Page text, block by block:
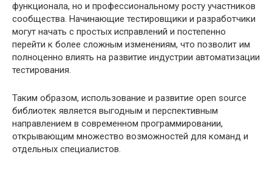
функционала, но и профессиональному росту участников
сообщества. Начинающие тестировщики и разработчики
могут начать с простых исправлений и постепенно
перейти к более сложным изменениям, что позволит им
полноценно влиять на развитие индустрии автоматизации
тестирования.
Таким образом, использование и развитие open source
библиотек является выгодным и перспективным
направлением в современном программировании,
открывающим множество возможностей для команд и
отдельных специалистов.